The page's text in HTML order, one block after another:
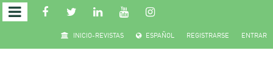
Salto
rápido
INICIO-REVISTAS ESPAÑOL REGISTRARSE ENTRAR